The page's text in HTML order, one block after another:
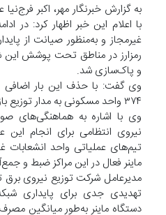
به گزارش خبرنگار مهر، اکبر
با اعلام این خبر اظهار کرد: در
رمزارز در مناطق تحت پوشش
و پاک‌سازی شد.
وی گفت: با حذف این بار اضافی
۳۷۴ واحد مسکونی به مدار توزیع بازگشت.
وی با اشاره به هماهنگی‌های
نیروی انتظامی برای انجام
ماینر فعال در این مراکز ضبط و
مدیرعامل شرکت توزیع نیروی برق
تهدیدی جدی برای پایداری